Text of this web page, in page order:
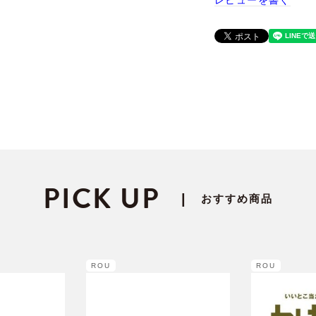
PICK UP おすすめ商品
ROU ROU